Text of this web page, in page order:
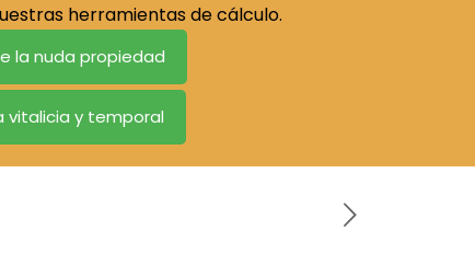
herramientas de cálculo.
la nuda propiedad
vitalicia y temporal